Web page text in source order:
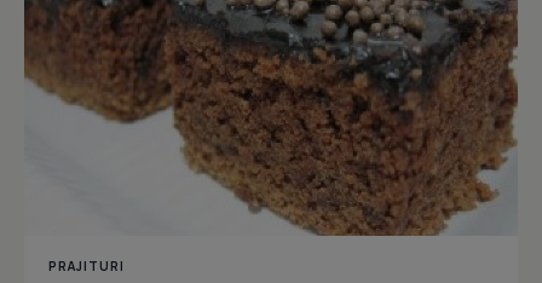
PRAJITURI